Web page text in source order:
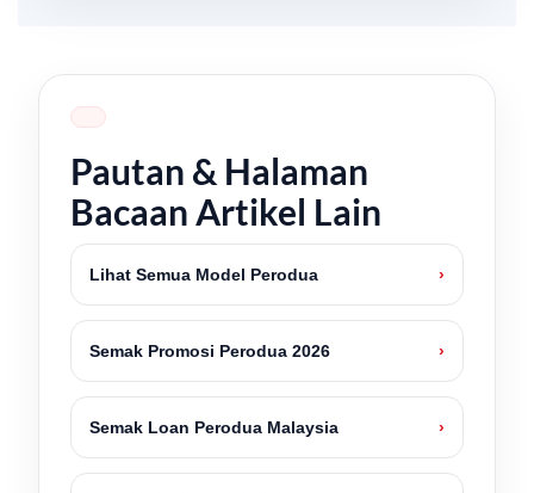
Pautan & Halaman
Bacaan Artikel Lain
Lihat Semua Model Perodua ›
Semak Promosi Perodua 2026 ›
Semak Loan Perodua Malaysia ›